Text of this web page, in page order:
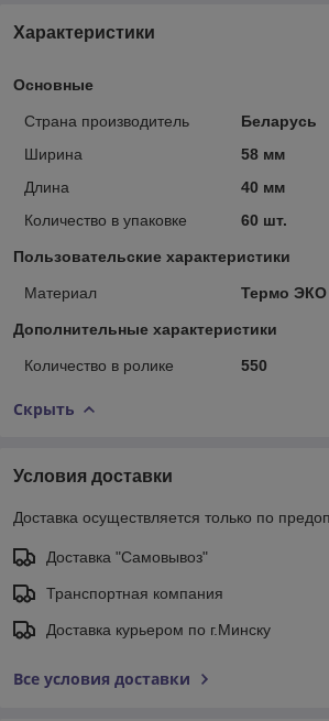
Характеристики
Основные
Страна производитель
Беларусь
Ширина
58 мм
Длина
40 мм
Количество в упаковке
60 шт.
Пользовательские характеристики
Материал Термо ЭКО
Дополнительные характеристики
Количество в ролике 550
Скрыть
Условия доставки
Доставка осуществляется только по
Доставка "Самовывоз"
Транспортная компания
Доставка курьером по г.Минску
Все условия доставки